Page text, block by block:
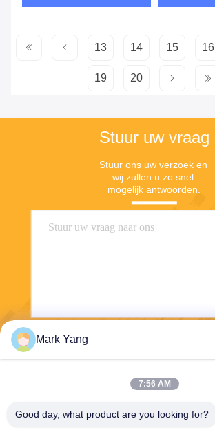
13 14 15 16
19 20
Stuur uw vraag
Stuur ons uw verzoek en
wij zullen u zo snel
mogelijk antwoorden.
Mark Yang
7:56 AM
Good day, what product are you looking for?